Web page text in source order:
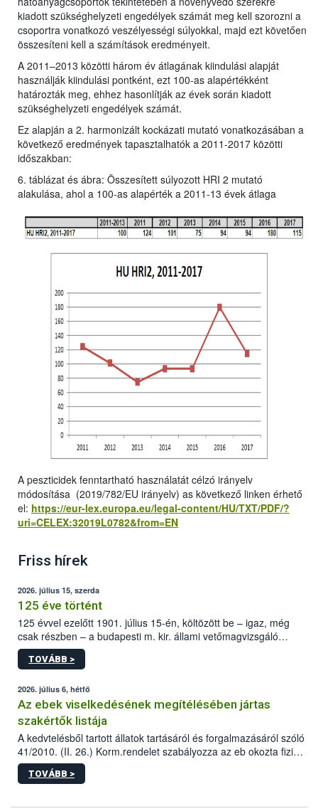
kiadott szükséghelyzeti engedélyek számát meg kell szorozni a
csoportra vonatkozó veszélyességi súlyokkal, majd ezt követően
összesíteni kell a számítások eredményeit.
A 2011–2013 közötti három év átlagának kiindulási alapját
használják kiindulási pontként, ezt 100-as alapértékként
határozták meg, ehhez hasonlítják az évek során kiadott
szükséghelyzeti engedélyek számát.
Ez alapján a 2. harmonizált kockázati mutató vonatkozásában a
következő eredmények tapasztalhatók a 2011-2017 közötti
időszakban:
6. táblázat és ábra: Összesített súlyozott HRI 2 mutató
alakulása, ahol a 100-as alapérték a 2011-13 évek átlaga
A peszticidek fenntartható használatát célzó irányelv
módosítása (2019/782/EU irányelv) as következő linken érhető
el: https://eur-lex.europa.eu/legal-content/HU/TXT/PDF/?
uri=CELEX:32019L0782&from=EN
Friss hírek
2026. július 15, szerda
125 éve történt
125 évvel ezelőtt 1901. július 15-én, költözött be – igaz, még
csak részben – a budapesti m. kir. állami vetőmagvizsgáló
állomás a Kis Rókus utca 15. szám alatti, Czigler Győző által
tervezett új épületébe.
TOVÁBB >
2026. július 6, hétfő
Az ebek viselkedésének megítélésében jártas
szakértők listája
A kedvtelésből tartott állatok tartásáról és forgalmazásáról szóló
41/2010. (II. 26.) Korm.rendelet szabályozza az eb okozta fizikai
sérülés, illetve ennek veszélye keletkezésekor felmerülő
hatósági feladatokat, valamint a veszélyes eb tartását és annak
vonni az ebek viselkedésének megítélésében jártas szakértőt.
TOVÁBB >